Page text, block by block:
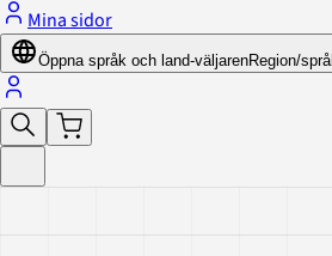
Mina sidor
Öppna språk och land-väljarenRegion/